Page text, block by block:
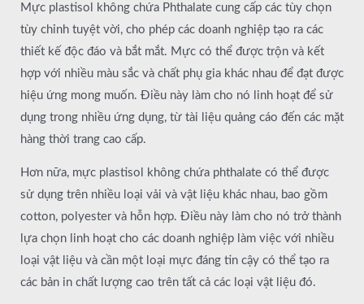
Mực plastisol không chứa Phthalate cung cấp các tùy chọn
tùy chỉnh tuyệt vời, cho phép các doanh nghiệp tạo ra các
thiết kế độc đáo và bắt mắt. Mực có thể được trộn và kết
hợp với nhiều màu sắc và chất phụ gia khác nhau để đạt được
hiệu ứng mong muốn. Điều này làm cho nó linh hoạt để sử
dụng trong nhiều ứng dụng, từ tài liệu quảng cáo đến các mặt
hàng thời trang cao cấp.
Hơn nữa, mực plastisol không chứa phthalate có thể được
sử dụng trên nhiều loại vải và vật liệu khác nhau, bao gồm
cotton, polyester và hỗn hợp. Điều này làm cho nó trở thành
lựa chọn linh hoạt cho các doanh nghiệp làm việc với nhiều
loại vật liệu và cần một loại mực đáng tin cậy có thể tạo ra
các bản in chất lượng cao trên tất cả các loại vật liệu đó.